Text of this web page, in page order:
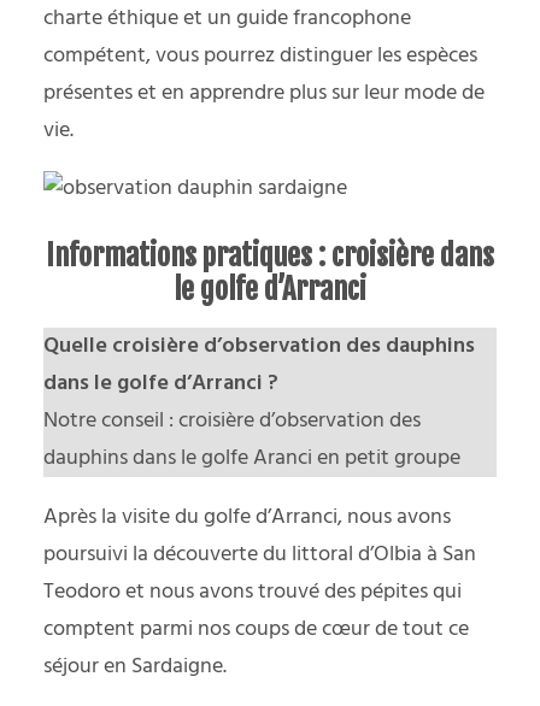
charte éthique et un guide francophone
compétent, vous pourrez distinguer les espèces
présentes et en apprendre plus sur leur mode de
vie.
Informations pratiques : croisière dans
le golfe d’Arranci
Quelle croisière d’observation des dauphins
dans le golfe d’Arranci ?
Notre conseil :croisière d’observation des
dauphins dans le golfe Aranci en petit groupe
Après la visite du golfe d’Arranci, nous avons
poursuivi la découverte du littoral d’Olbia à San
Teodoro et nous avons trouvé des pépites qui
comptent parmi nos coups de cœur de tout ce
séjour en Sardaigne.